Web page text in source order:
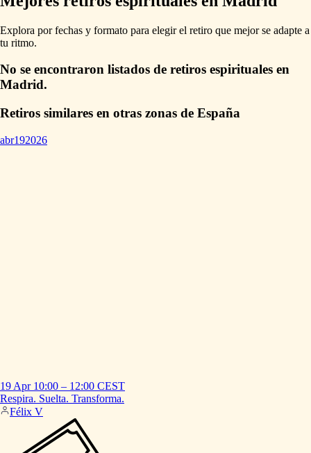
Explora por fechas y formato para elegir el retiro que mejor se adapte a
tu ritmo.
No se encontraron listados de retiros espirituales en
Madrid.
Retiros similares en otras zonas de España
abr192026
19 Apr 10:00 – 12:00 CEST
Respira. Suelta. Transforma.
Félix V